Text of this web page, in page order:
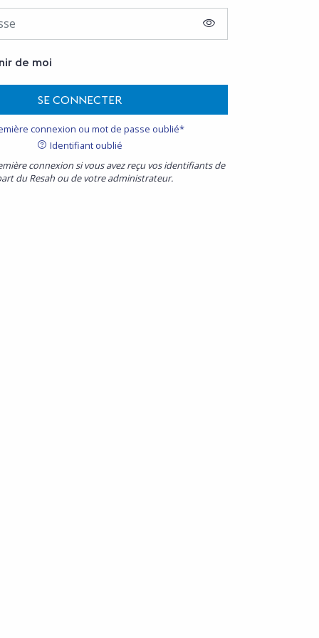
AFFICHER LE MOT
de moi
SE CONNECTER
connexion ou mot de passe oublié*
Identifiant oublié
connexion si vous avez reçu vos identifiants de
du Resah ou de votre administrateur.